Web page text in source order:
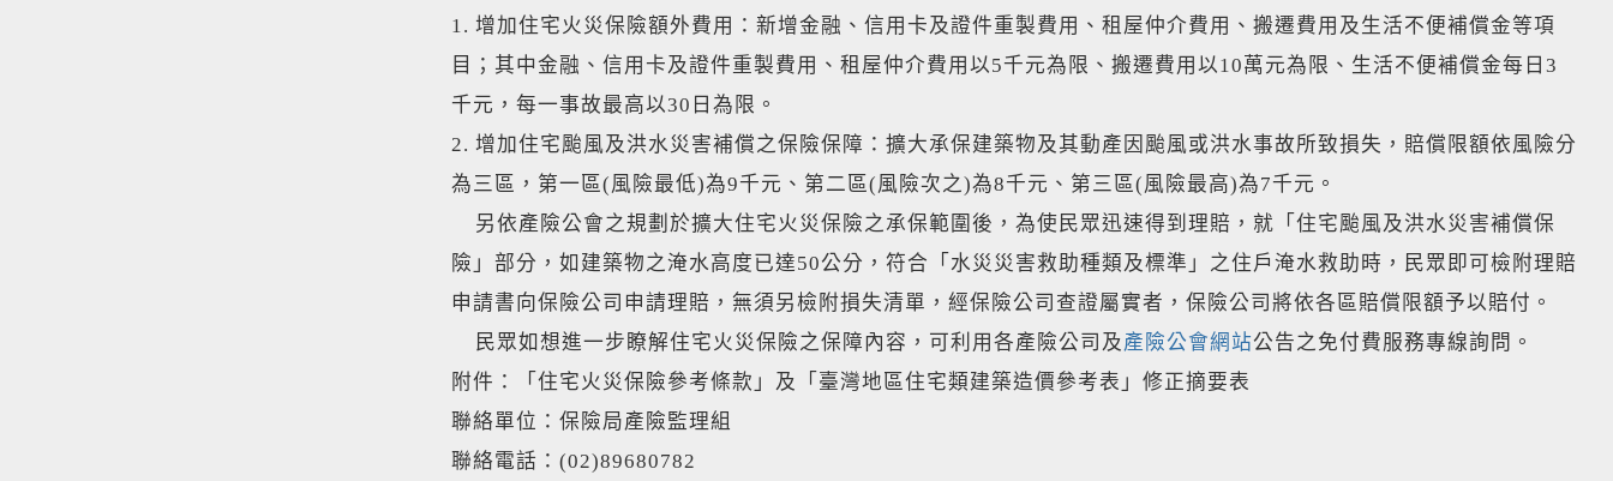
1. 增加住宅火災保險額外費用：新增金融、信用卡及證件重製費用、租屋仲介費用、搬遷費用及生活不便補償金等項
目；其中金融、信用卡及證件重製費用、租屋仲介費用以5千元為限、搬遷費用以10萬元為限、生活不便補償金每日3
千元，每一事故最高以30日為限。
2. 增加住宅颱風及洪水災害補償之保險保障：擴大承保建築物及其動產因颱風或洪水事故所致損失，賠償限額依風險分
為三區，第一區(風險最低)為9千元、第二區(風險次之)為8千元、第三區(風險最高)為7千元。
另依產險公會之規劃於擴大住宅火災保險之承保範圍後，為使民眾迅速得到理賠，就「住宅颱風及洪水災害補償保
險」部分，如建築物之淹水高度已達50公分，符合「水災災害救助種類及標準」之住戶淹水救助時，民眾即可檢附理賠
申請書向保險公司申請理賠，無須另檢附損失清單，經保險公司查證屬實者，保險公司將依各區賠償限額予以賠付。
民眾如想進一步瞭解住宅火災保險之保障內容，可利用各產險公司及產險公會網站公告之免付費服務專線詢問。
附件：「住宅火災保險參考條款」及「臺灣地區住宅類建築造價參考表」修正摘要表
聯絡單位：保險局產險監理組
聯絡電話：(02)89680782